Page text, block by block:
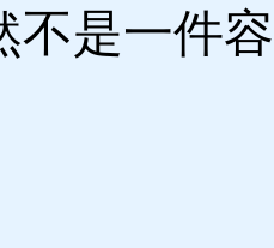
不是一件